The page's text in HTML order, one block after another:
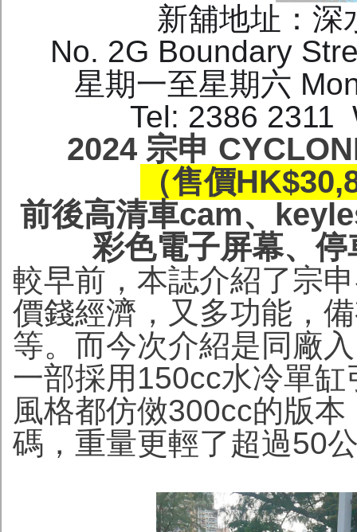
新舖地址：深
No. 2G Boundary
星期一至星期六
Tel: 2386 2311
2024 宗申
（售價
前後高清車cam、
彩色電子屏幕、
較早前，本誌介紹了宗
價錢經濟，又多功能，
等。而今次介紹是同廠
一部採用150cc水冷單
風格都仿傚300cc的版
碼，重量更輕了超過50